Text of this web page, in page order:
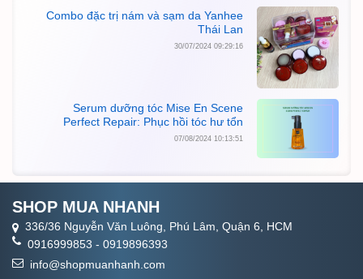
Combo đặc trị nám và sạm da Yanhee
Thái Lan
30/07/2024 09:29:16
Serum dưỡng tóc Mise En Scene
Perfect Repair: Phục hồi tóc hư tổn
07/08/2024 10:13:51
SHOP MUA NHANH
336/36 Nguyễn Văn Luông, Phú Lâm, Quận 6, HCM
0916999853 - 0919896393
info@shopmuanhanh.com